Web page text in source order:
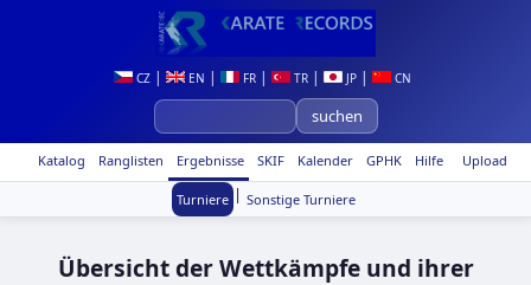
CZ| EN | FR| TR| JP| CN
Upload
Katalog Ranglisten Ergebnisse SKIF Kalender GPHK Hilfe
Turniere | Sonstige Turniere
Übersicht der Wettkämpfe und ihrer